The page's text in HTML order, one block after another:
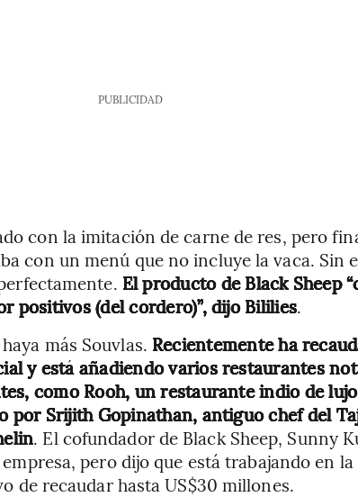
PUBLICIDAD
con la imitación de carne de res, pero
con un menú que no incluye la vaca. Sin
El producto de Black Sheep
positivos (del cordero)”, dijo Bililies.
más Souvlas. Recientemente ha
y está añadiendo varios restaurantes
como Rooh, un restaurante indio de
Srijith Gopinathan, antiguo chef del
. El cofundador de Black Sheep, Sunny
pero dijo que está trabajando en
de recaudar hasta US$30 millones.